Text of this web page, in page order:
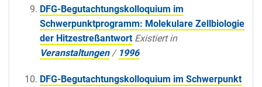
DFG-Begutachtungskolloquium im
Schwerpunktprogramm: Molekulare Zellbiologie
der Hitzestreßantwort Existiert in
Veranstaltungen / 1996
DFG-Begutachtungskolloquium im Schwerpunkt